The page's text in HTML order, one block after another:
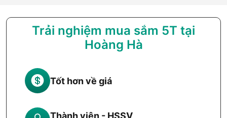
Trải nghiệm mua sắm 5T tại
Hoàng Hà
Tốt hơn về giá
Thành viên - HSSV